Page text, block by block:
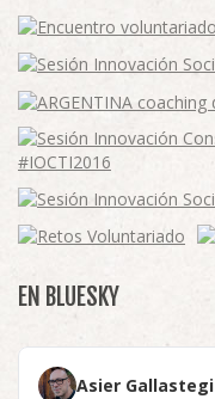
EN BLUESKY
Asier Gallastegi